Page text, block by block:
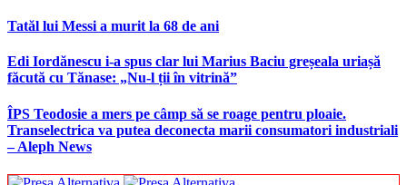
Tatăl lui Messi a murit la 68 de ani
Edi Iordănescu i-a spus clar lui Marius Baciu greșeala uriașă
făcută cu Tănase: „Nu-l ții în vitrină”
ÎPS Teodosie a mers pe câmp să se roage pentru ploaie.
Transelectrica va putea deconecta marii consumatori industriali
– Aleph News